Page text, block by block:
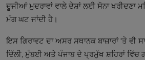
ਦੂਜੀਆਂ ਮੁਦਰਾਵਾਂ ਵਾਲੇ ਦੇਸ਼ਾਂ ਲਈ ਸੋਨਾ ਖਰੀਦਣਾ
ਮੰਗ ਘਟ ਜਾਂਦੀ ਹੈ।
ਇਸ ਗਿਰਾਵਟ ਦਾ ਅਸਰ ਸਥਾਨਕ ਬਾਜ਼ਾਰਾਂ 'ਤੇ ਵੀ
ਦਿੱਲੀ, ਮੁੰਬਈ ਅਤੇ ਪੰਜਾਬ ਦੇ ਪ੍ਰਮੁੱਖ ਸ਼ਹਿਰਾਂ ਵਿੱਚ